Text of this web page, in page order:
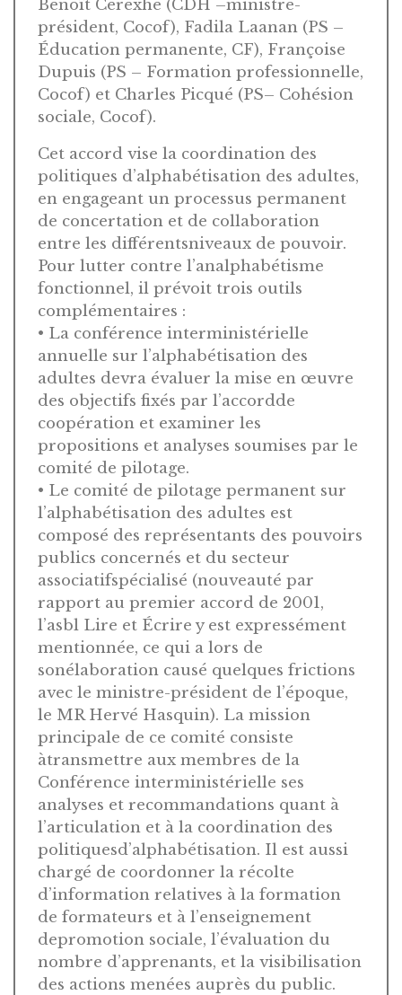
Benoît Cerexhe (CDH –ministre-
président, Cocof), Fadila Laanan (PS –
Éducation permanente, CF), Françoise
Dupuis (PS – Formation professionnelle,
Cocof) et Charles Picqué (PS– Cohésion
sociale, Cocof).
Cet accord vise la coordination des
politiques d’alphabétisation des adultes,
en engageant un processus permanent
de concertation et de collaboration
entre les différentsniveaux de pouvoir.
Pour lutter contre l’analphabétisme
fonctionnel, il prévoit trois outils
complémentaires :
• La conférence interministérielle
annuelle sur l’alphabétisation des
adultes devra évaluer la mise en œuvre
des objectifs fixés par l’accordde
coopération et examiner les
propositions et analyses soumises par le
comité de pilotage.
• Le comité de pilotage permanent sur
l’alphabétisation des adultes est
composé des représentants des pouvoirs
publics concernés et du secteur
associatifspécialisé (nouveauté par
rapport au premier accord de 2001,
l’asbl Lire et Écrire y est expressément
mentionnée, ce qui a lors de
sonélaboration causé quelques frictions
avec le ministre-président de l’époque,
le MR Hervé Hasquin). La mission
principale de ce comité consiste
àtransmettre aux membres de la
Conférence interministérielle ses
analyses et recommandations quant à
l’articulation et à la coordination des
politiquesd’alphabétisation. Il est aussi
chargé de coordonner la récolte
d’information relatives à la formation
de formateurs et à l’enseignement
depromotion sociale, l’évaluation du
nombre d’apprenants, et la visibilisation
des actions menées auprès du public.